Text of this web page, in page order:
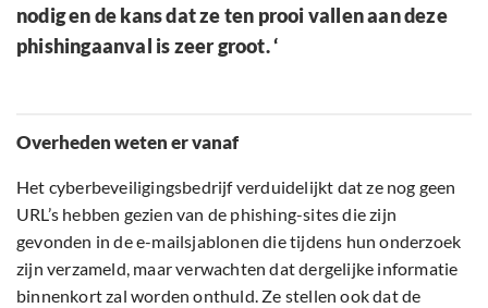
nodig en de kans dat ze ten prooi vallen aan deze
phishingaanval is zeer groot. ‘
Overheden weten er vanaf
Het cyberbeveiligingsbedrijf verduidelijkt dat ze nog geen
URL’s hebben gezien van de phishing-sites die zijn
gevonden in de e-mailsjablonen die tijdens hun onderzoek
zijn verzameld, maar verwachten dat dergelijke informatie
binnenkort zal worden onthuld. Ze stellen ook dat de